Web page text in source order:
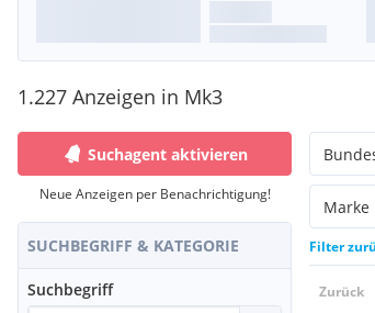
1.227 Anzeigen in Mk3
Suchagent aktivieren
Neue Anzeigen per Benachrichtigung!
SUCHBEGRIFF & KATEGORIE
Suchbegriff
Marke
Filter
Zurück